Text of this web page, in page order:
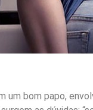
bom papo,